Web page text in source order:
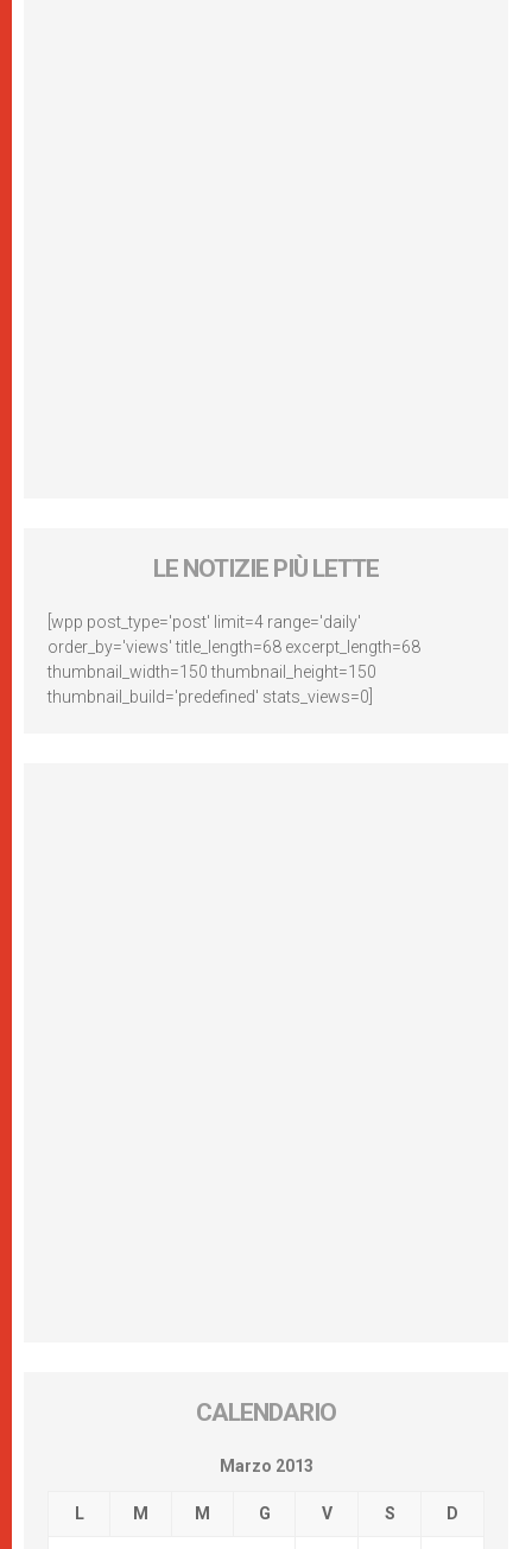
LE NOTIZIE PIÙ LETTE
[wpp post_type='post' limit=4 range='daily'
order_by='views' title_length=68 excerpt_length=68
thumbnail_width=150 thumbnail_height=150
thumbnail_build='predefined' stats_views=0]
CALENDARIO
Marzo 2013
L M M G V S D